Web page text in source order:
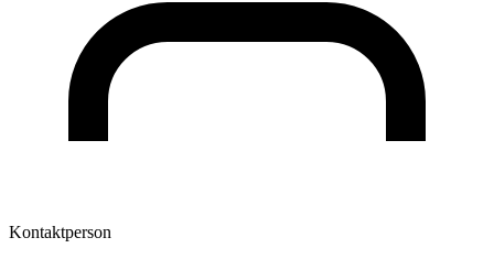
Kontaktperson